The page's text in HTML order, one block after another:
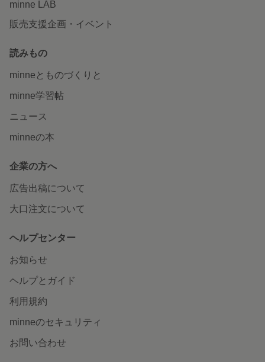
minne LAB
販売支援企画・イベント
読みもの
minneとものづくりと
minne学習帖
ニュース
minneの本
企業の方へ
広告出稿について
大口注文について
ヘルプセンター
お知らせ
ヘルプとガイド
利用規約
minneのセキュリティ
お問い合わせ